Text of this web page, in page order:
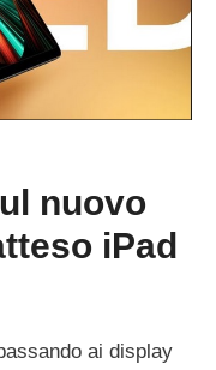
nuovo
iPad
ai display